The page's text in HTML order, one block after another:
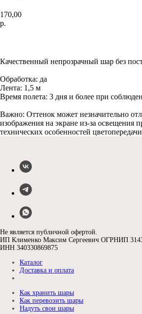
170,00
р.
Качественный непрозрачный шар без
Обработка: да
Лента: 1,5 м
Время полета: 3 дня и более при
Важно: Оттенок может незначительно
изображения на экране из-за освещения
технических особенностей
Не является публичной офертой.
ИП Клименко Максим Сергеевич ОГРНИП
ИНН 340330869875
Каталог
Доставка и оплата
Как хранить шары
Как перевозить шары
Надуть свои шары